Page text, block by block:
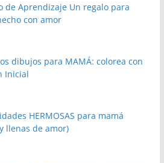
de Aprendizaje Un regalo para
con amor
dibujos para MAMÁ: colorea con
Inicial
HERMOSAS para mamá
llenas de amor)